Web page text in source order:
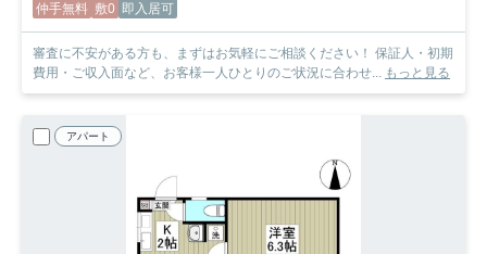
仲手無料 敷0 即入居可
審査に不安がある方も、まずはお気軽にご相談ください！ 保証人・初期
費用・ご収入面など、お客様一人ひとりのご状況に合わせ... もっと見る
アパート